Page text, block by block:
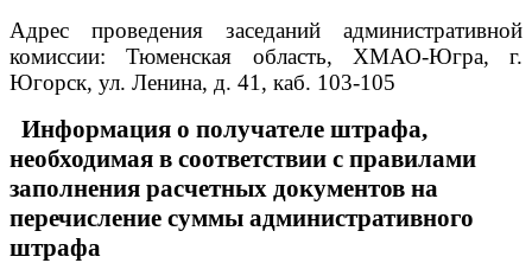
Адрес проведения заседаний административной
комиссии: Тюменская область, ХМАО-Югра, г.
Югорск, ул. Ленина, д. 41, каб. 103-105
Информация о получателе штрафа,
необходимая в соответствии с правилами
заполнения расчетных документов на
перечисление суммы административного
штрафа